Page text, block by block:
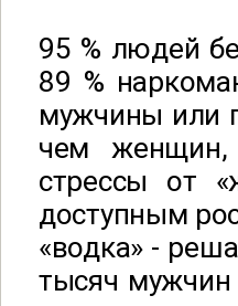
95 % людей
89 %
мужчины или
чем женщин,
стрессы от
доступным
«водка» -
тысяч мужчин